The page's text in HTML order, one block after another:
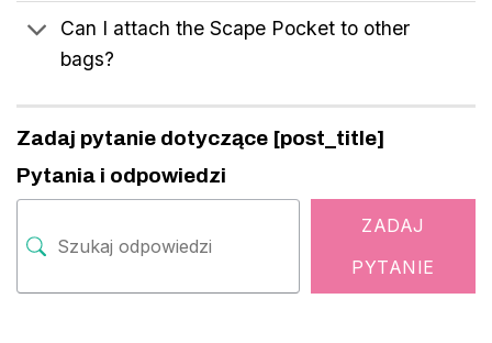
Can I attach the Scape Pocket to other
bags?
Zadaj pytanie dotyczące [post_title]
Pytania i odpowiedzi
ZADAJ
PYTANIE